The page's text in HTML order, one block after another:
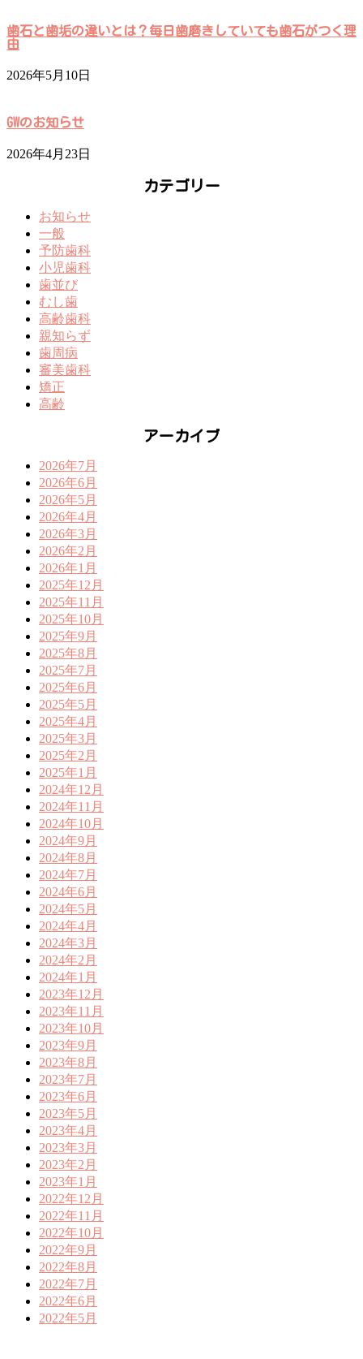
歯石と歯垢の違いとは？毎日歯磨きしていても歯石がつく理
由
2026年5月10日
GWのお知らせ
2026年4月23日
カテゴリー
お知らせ
一般
予防歯科
小児歯科
歯並び
むし歯
高齢歯科
親知らず
歯周病
審美歯科
矯正
高齢
アーカイブ
2026年7月
2026年6月
2026年5月
2026年4月
2026年3月
2026年2月
2026年1月
2025年12月
2025年11月
2025年10月
2025年9月
2025年8月
2025年7月
2025年6月
2025年5月
2025年4月
2025年3月
2025年2月
2025年1月
2024年12月
2024年11月
2024年10月
2024年9月
2024年8月
2024年7月
2024年6月
2024年5月
2024年4月
2024年3月
2024年2月
2024年1月
2023年12月
2023年11月
2023年10月
2023年9月
2023年8月
2023年7月
2023年6月
2023年5月
2023年4月
2023年3月
2023年2月
2023年1月
2022年12月
2022年11月
2022年10月
2022年9月
2022年8月
2022年7月
2022年6月
2022年5月